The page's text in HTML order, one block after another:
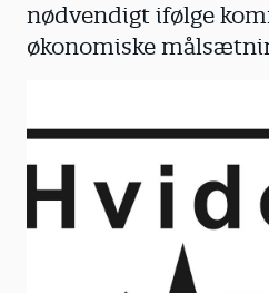
nødvendigt ifølge
økonomiske